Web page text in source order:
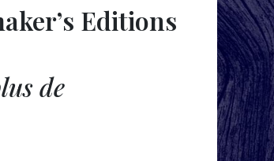
Editions
de